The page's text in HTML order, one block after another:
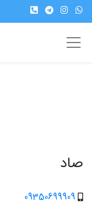
صاد
09350699909